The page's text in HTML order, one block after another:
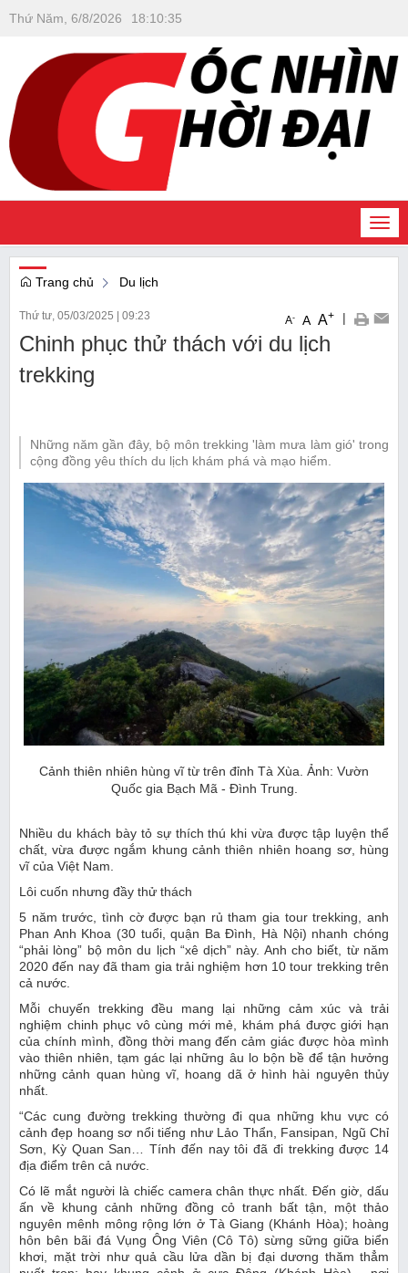
Thứ Năm, 6/8/2026 18:10:36
Trang chủ Du lịch
Thứ tư, 05/03/2025 09:23 A- A A+ |
Chinh phục thử thách với du lịch
trekking
Những năm gần đây, bộ môn trekking 'làm mưa làm gió' trong
cộng đồng yêu thích du lịch khám phá và mạo hiểm.
Cảnh thiên nhiên hùng vĩ từ trên đỉnh Tà Xùa. Ảnh: Vườn
Quốc gia Bạch Mã - Đình Trung.
Nhiều du khách bày tỏ sự thích thú khi vừa được tập luyện thể
chất, vừa được ngắm khung cảnh thiên nhiên hoang sơ, hùng
vĩ của Việt Nam.
Lôi cuốn nhưng đầy thử thách
5 năm trước, tình cờ được bạn rủ tham gia tour trekking, anh
Phan Anh Khoa (30 tuổi, quận Ba Đình, Hà Nội) nhanh chóng
“phải lòng” bộ môn du lịch “xê dịch” này. Anh cho biết, từ năm
2020 đến nay đã tham gia trải nghiệm hơn 10 tour trekking trên
cả nước.
Mỗi chuyến trekking đều mang lại những cảm xúc và trải
nghiệm chinh phục vô cùng mới mẻ, khám phá được giới hạn
của chính mình, đồng thời mang đến cảm giác được hòa mình
vào thiên nhiên, tạm gác lại những âu lo bộn bề để tận hưởng
những cảnh quan hùng vĩ, hoang dã ở hình hài nguyên thủy
nhất.
“Các cung đường trekking thường đi qua những khu vực có
cảnh đẹp hoang sơ nổi tiếng như Lảo Thẩn, Fansipan, Ngũ Chỉ
Sơn, Kỳ Quan San… Tính đến nay tôi đã đi trekking được 14
địa điểm trên cả nước.
Có lẽ mắt người là chiếc camera chân thực nhất. Đến giờ, dấu
ấn về khung cảnh những đồng cỏ tranh bất tận, một thảo
nguyên mênh mông rộng lớn ở Tà Giang (Khánh Hòa); hoàng
hôn bên bãi đá Vụng Ông Viên (Cô Tô) sừng sững giữa biển
khơi, mặt trời như quả cầu lửa dần bị đại dương thăm thẳm